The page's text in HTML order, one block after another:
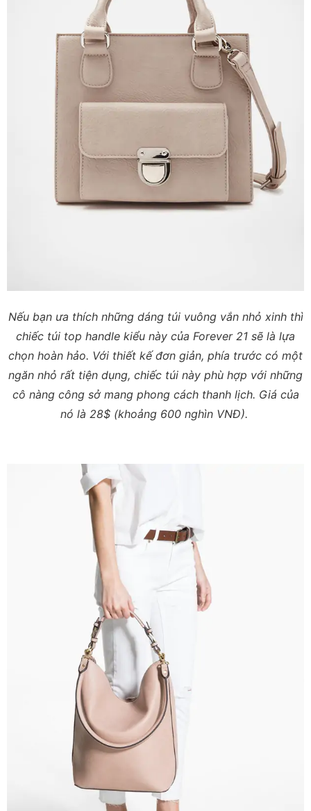
Nếu bạn ưa thích những dáng túi vuông vắn nhỏ xinh thì
chiếc túi top handle kiểu này của Forever 21 sẽ là lựa
chọn hoàn hảo. Với thiết kế đơn giản, phía trước có một
ngăn nhỏ rất tiện dụng, chiếc túi này phù hợp với những
cô nàng công sở mang phong cách thanh lịch. Giá của
nó là 28$ (khoảng 600 nghìn VNĐ).